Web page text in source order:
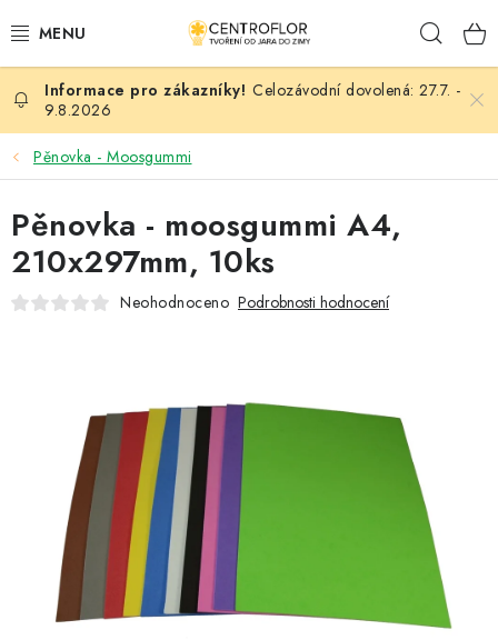
na
SEZÓNNÍ TVOŘENÍ
DŘEVĚNÉ VÝROBKY
MEDAILE
PLACKY A MAGNETKY
NOVINKY
TIPY NA TVOŘENÍ
Dopravné Kontaktujte nás
O nás - kdo jsme?
Celozávodní dovolená: 27.7. -
9.8.2026
Pěnovka - Moosgummi
Pěnovka - moosgummi A4,
210x297mm, 10ks
Neohodnoceno Podrobnosti hodnocení